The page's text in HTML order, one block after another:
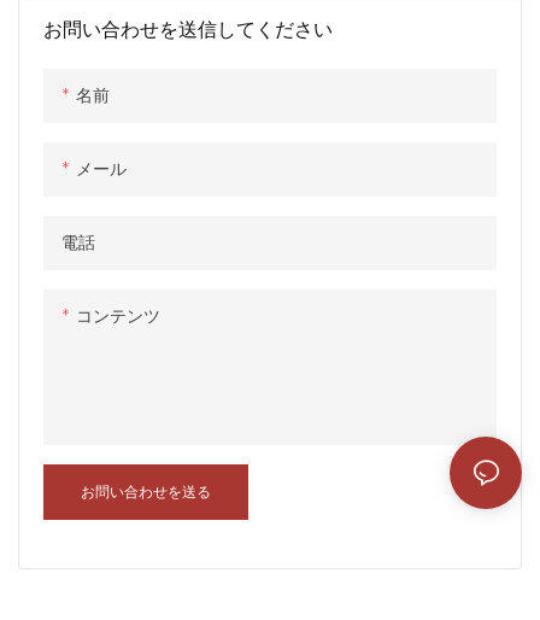
お問い合わせを送信してください
名前
メール
電話
コンテンツ
お問い合わせを送る
す。 長さと幅は、モジュールと
建設現場の一時的なオフィス、
学校、病院、展示ホールなどで
す。 長さと幅は、モジュールと